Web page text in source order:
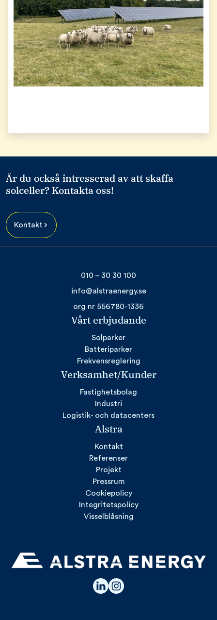
Är du också intresserad av att skaffa
solceller? Kontakta oss!
Kontakt
010 – 30 30 100
info@alstraenergy.se
org nr 556780-1336
Vårt erbjudande
Solparker
Batteriparker
Frekvensreglering
Verksamhet/Kunder
Fastighetsbolag
Industri
Logistik- och datacenters
Alstra
Kontakt
Referenser
Projekt
Pressrum
Cookiepolicy
Integritetspolicy
Visselblåsning